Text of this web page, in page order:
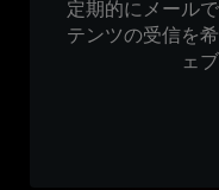
定期的にメール
テンツの受信を
ェ